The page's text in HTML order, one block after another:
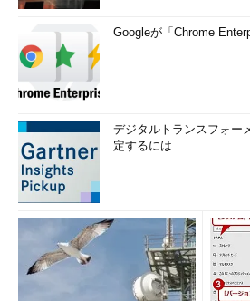
Googleが「Chrome
デジタルトランスフォー
定するには